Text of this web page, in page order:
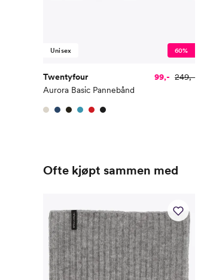
Unisex 60%
Twentyfour
Aurora Basic Pannebånd
99,- 249,-
Ofte kjøpt sammen med